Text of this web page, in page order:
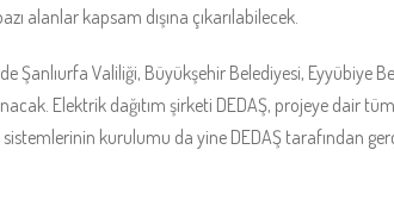
alanlar kapsam dışına çıkarılabilecek.
Şanlıurfa Valiliği, Büyükşehir Belediyesi, Eyyübiye
Elektrik dağıtım şirketi DEDAŞ, projeye dair
kurulumu da yine DEDAŞ tarafından